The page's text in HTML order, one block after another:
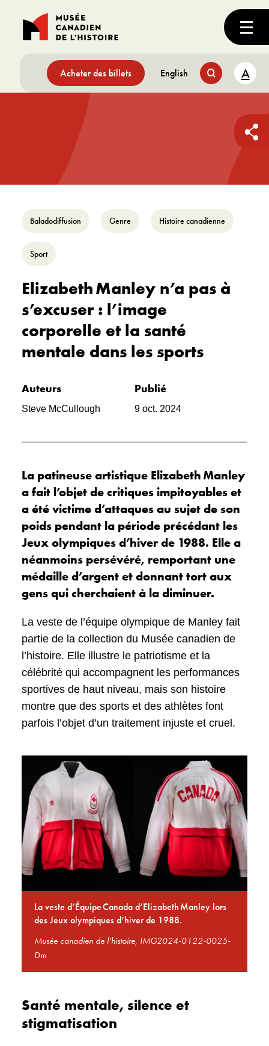
Acheter des billets English A
Baladodiffusion Genre Histoire canadienne
Sport
Elizabeth Manley n’a pas à
s’excuser : l’image
corporelle et la santé
mentale dans les sports
Auteurs
Steve McCullough
Publié
9 oct. 2024
La patineuse artistique Elizabeth Manley
a fait l’objet de critiques impitoyables et
a été victime d’attaques au sujet de son
poids pendant la période précédant les
Jeux olympiques d’hiver de 1988. Elle a
néanmoins persévéré, remportant une
médaille d’argent et donnant tort aux
gens qui cherchaient à la diminuer.
La veste de l’équipe olympique de Manley fait
partie de la collection du Musée canadien de
l’histoire. Elle illustre le patriotisme et la
célébrité qui accompagnent les performances
sportives de haut niveau, mais son histoire
montre que des sports et des athlètes font
parfois l’objet d’un traitement injuste et cruel.
La veste d’Équipe Canada d’Elizabeth Manley lors
des Jeux olympiques d’hiver de 1988.
Musée canadien de l’histoire, IMG2024-0122-0025-
Dm
Santé mentale, silence et
stigmatisation